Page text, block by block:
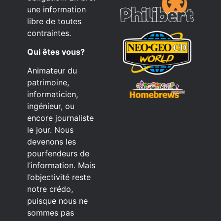
une information
libre de toutes
contraintes.
Qui êtes vous?
Animateur du
patrimoine,
informaticien,
ingénieur, ou
encore journaliste
le jour. Nous
devenons les
pourfendeurs de
l’information. Mais
l’objectivité reste
notre crédo,
puisque nous ne
sommes pas